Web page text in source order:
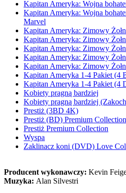
Kapitan Ameryka: Wojna
Kapitan Ameryka: Wojna
Marvel
Kapitan Ameryka: Zimowy
Kapitan Ameryka: Zimowy
Kapitan Ameryka: Zimowy
Kapitan Ameryka: Zimowy
Kapitan Ameryka: Zimowy
Kapitan Ameryka 1-4 Pakiet (4
Kapitan Ameryka 1-4 Pakiet (4
Kobiety pragną bardziej
Kobiety pragną bardziej
Prestiż (3BD 4K)
Prestiż (BD) Premium Collection
Prestiż Premium Collection
Wyspa
Zaklinacz koni (DVD) Love
Producent wykonawczy: Kevin
Muzyka: Alan Silvestri